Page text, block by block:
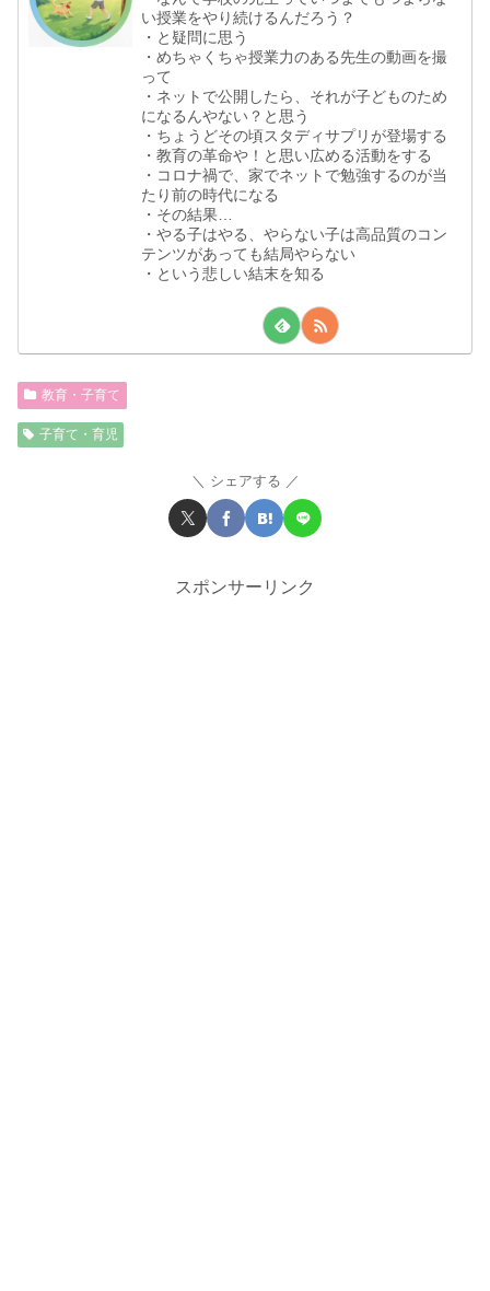
い授業をやり続けるんだろう？
・と疑問に思う
・めちゃくちゃ授業力のある先生の動画を撮
って
・ネットで公開したら、それが子どものため
になるんやない？と思う
・ちょうどその頃スタディサプリが登場する
・教育の革命や！と思い広める活動をする
・コロナ禍で、家でネットで勉強するのが当
たり前の時代になる
・その結果…
・やる子はやる、やらない子は高品質のコン
テンツがあっても結局やらない
・という悲しい結末を知る
教育・子育て
子育て・育児
シェアする
スポンサーリンク